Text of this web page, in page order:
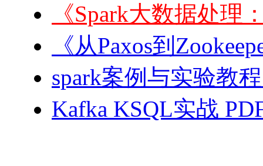
《Spark大数据处理
《从Paxos到
spark案例与实验教
Kafka KSQL实战